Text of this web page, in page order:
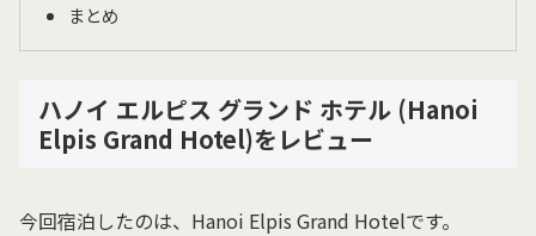
まとめ
ハノイ エルピス グランド ホテル (Hanoi
Elpis Grand Hotel)をレビュー
今回宿泊したのは、Hanoi Elpis Grand Hotelです。